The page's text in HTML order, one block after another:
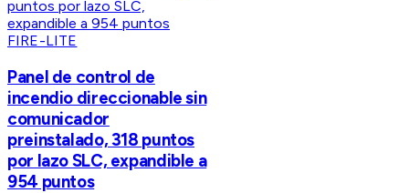
FIRE-LITE
Panel de control de
incendio direccionable sin
comunicador
preinstalado, 318 puntos
por lazo SLC, expandible a
954 puntos